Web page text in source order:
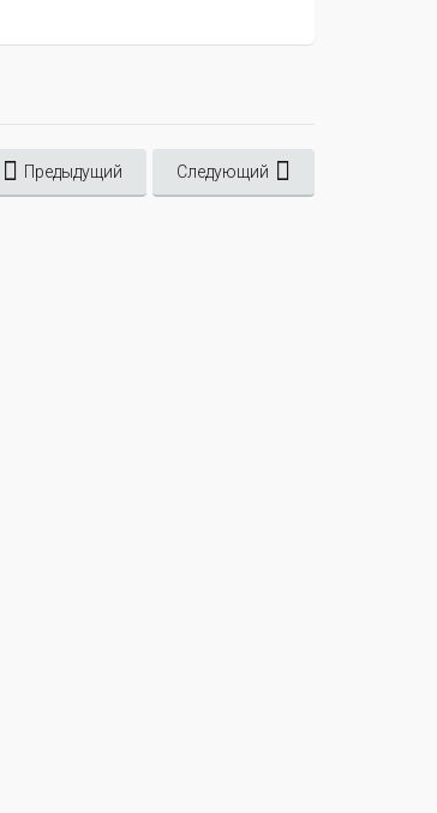
Предыдущий Следующий